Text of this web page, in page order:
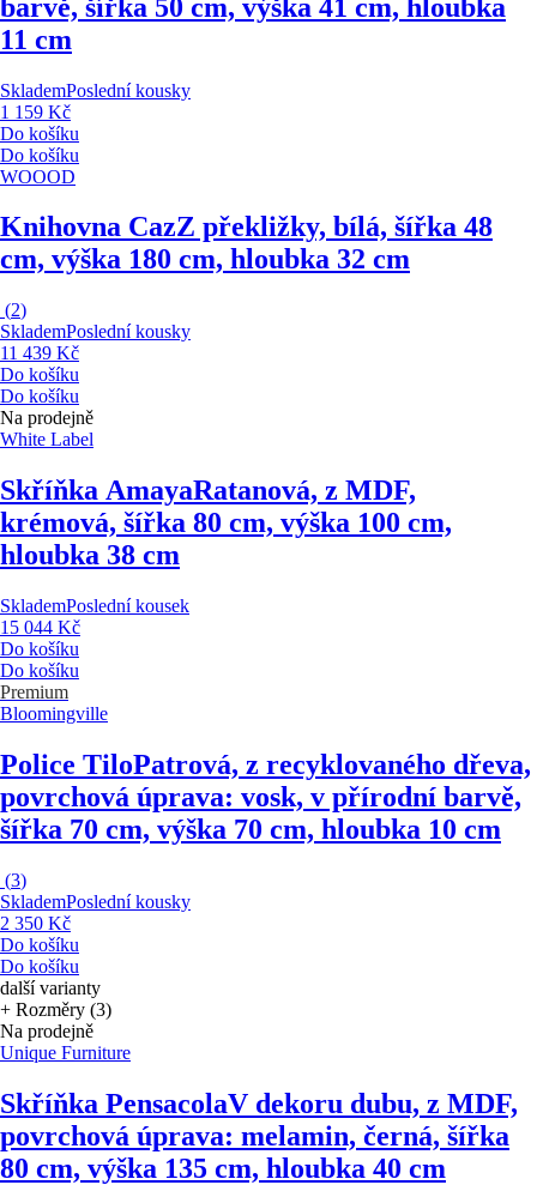
barvě, šířka 50 cm, výška 41 cm, hloubka
11 cm
SklademPoslední kousky
1 159 Kč
Do košíku
Do košíku
WOOOD
Knihovna CazZ překližky, bílá, šířka 48
cm, výška 180 cm, hloubka 32 cm
(2)
SklademPoslední kousky
11 439 Kč
Do košíku
Do košíku
Na prodejně
White Label
Skříňka AmayaRatanová, z MDF,
krémová, šířka 80 cm, výška 100 cm,
hloubka 38 cm
SklademPoslední kousek
15 044 Kč
Do košíku
Do košíku
Premium
Bloomingville
Police TiloPatrová, z recyklovaného dřeva,
povrchová úprava: vosk, v přírodní barvě,
šířka 70 cm, výška 70 cm, hloubka 10 cm
(3)
SklademPoslední kousky
2 350 Kč
Do košíku
Do košíku
další varianty
+ Rozměry (3)
Na prodejně
Unique Furniture
Skříňka PensacolaV dekoru dubu, z MDF,
povrchová úprava: melamin, černá, šířka
80 cm, výška 135 cm, hloubka 40 cm